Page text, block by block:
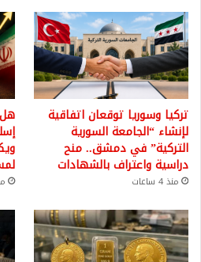
تركيا وسوريا توقعان اتفاقية
لإنشاء “الجامعة السورية
التركية” في دمشق.. منح
دراسية واعتراف بالشهادات
منذ 4 ساعات